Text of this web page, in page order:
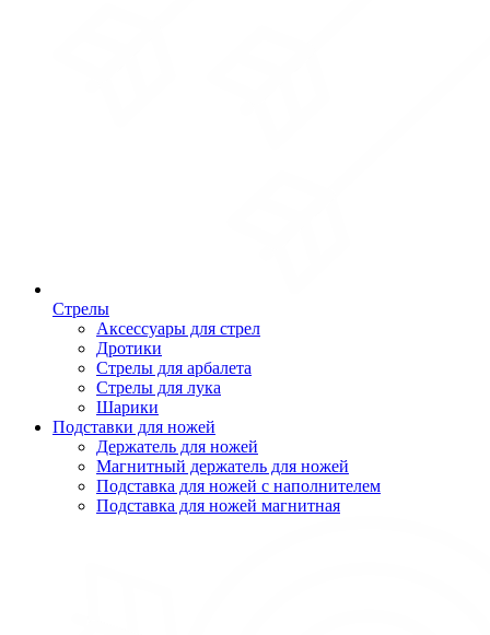
Стрелы
Аксессуары для стрел
Дротики
Стрелы для арбалета
Стрелы для лука
Шарики
Подставки для ножей
Держатель для ножей
Магнитный держатель для ножей
Подставка для ножей с наполнителем
Подставка для ножей магнитная